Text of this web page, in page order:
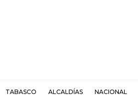
TABASCO ALCALDÍAS NACIONAL